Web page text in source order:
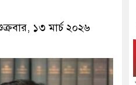
১৩ মার্চ ২০২৬